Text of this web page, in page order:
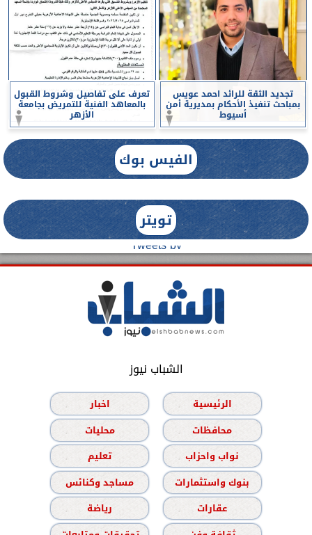
تجديد الثقة للرائد احمد عويس
بمباحث تنفيذ الأحكام بمديرية أمن
أسيوط
تعرف على تفاصيل وشروط القبول
بالمعاهد الفنية للتمريض بجامعة
الأزهر
الفيس بوك
تويتر
Tweets by
الشباب نيوز
الرئيسية
اخبار
محافظات
محليات
نواب واحزاب
تعليم
بنوك واستثمارات
مساجد وكنائس
عقارات
رياضة